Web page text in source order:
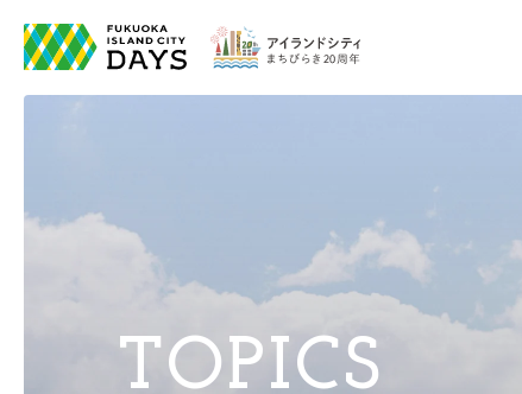
TOPICS